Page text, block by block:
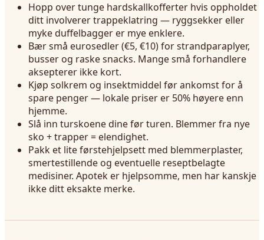
Hopp over tunge hardskallkofferter hvis oppholdet
ditt involverer trappeklatring — ryggsekker eller
myke duffelbagger er mye enklere.
Bær små eurosedler (€5, €10) for strandparaplyer,
busser og raske snacks. Mange små forhandlere
aksepterer ikke kort.
Kjøp solkrem og insektmiddel før ankomst for å
spare penger — lokale priser er 50% høyere enn
hjemme.
Slå inn turskoene dine før turen. Blemmer fra nye
sko + trapper = elendighet.
Pakk et lite førstehjelpsett med blemmerplaster,
smertestillende og eventuelle reseptbelagte
medisiner. Apotek er hjelpsomme, men har kanskje
ikke ditt eksakte merke.